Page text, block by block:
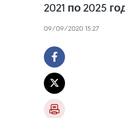
2021 по 2025
09/09/2020 15:27